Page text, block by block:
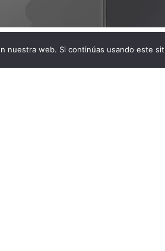
nuestra web. Si continúas usando este